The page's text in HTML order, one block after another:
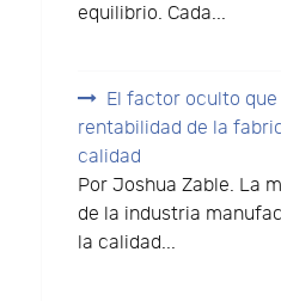
equilibrio. Cada...
El factor oculto
rentabilidad de la
calidad
Por Joshua Zable. La
de la industria
la calidad...